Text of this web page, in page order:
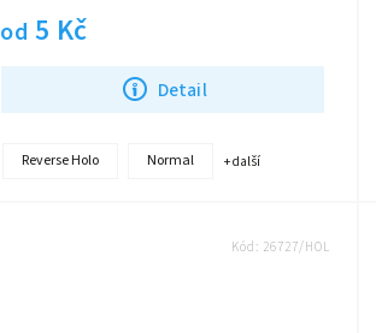
od 5 Kč
Detail
Reverse Holo Normal + další
Kód: 26727/HOL